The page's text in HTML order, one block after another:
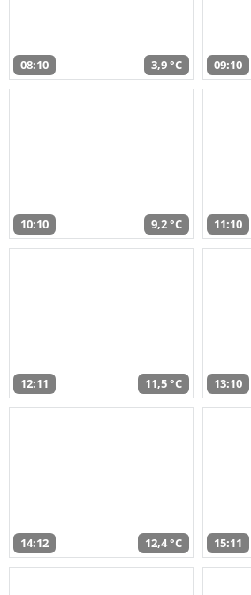
08:10 3,9 °C 09:10
10:10 9,2 °C 11:10
12:11 11,5 °C 13:10
14:12 12,4 °C 15:11